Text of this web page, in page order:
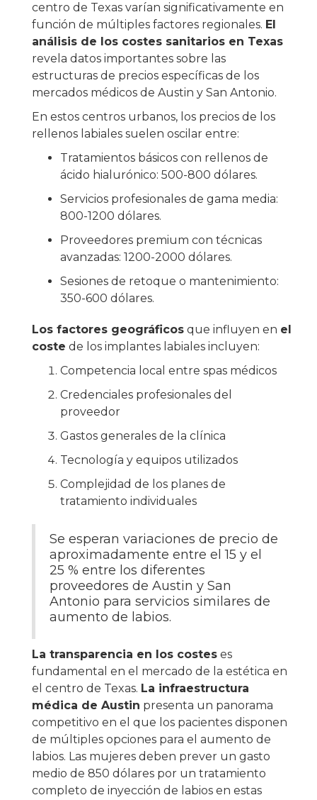
centro de Texas varían significativamente en
función de múltiples factores regionales. El
análisis de los costes sanitarios en Texas
revela datos importantes sobre las
estructuras de precios específicas de los
mercados médicos de Austin y San Antonio.
En estos centros urbanos, los precios de los
rellenos labiales suelen oscilar entre:
Tratamientos básicos con rellenos de
ácido hialurónico: 500-800 dólares.
Servicios profesionales de gama media:
800-1200 dólares.
Proveedores premium con técnicas
avanzadas: 1200-2000 dólares.
Sesiones de retoque o mantenimiento:
350-600 dólares.
Los factores geográficos que influyen en el
coste de los implantes labiales incluyen:
Competencia local entre spas médicos
Credenciales profesionales del
proveedor
Gastos generales de la clínica
Tecnología y equipos utilizados
Complejidad de los planes de
tratamiento individuales
Se esperan variaciones de precio de
aproximadamente entre el 15 y el
25 % entre los diferentes
proveedores de Austin y San
Antonio para servicios similares de
aumento de labios.
La transparencia en los costes es
fundamental en el mercado de la estética en
el centro de Texas. La infraestructura
médica de Austin presenta un panorama
competitivo en el que los pacientes disponen
de múltiples opciones para el aumento de
labios. Las mujeres deben prever un gasto
medio de 850 dólares por un tratamiento
completo de inyección de labios en estas